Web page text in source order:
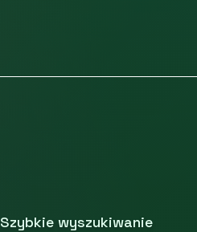
Szybkie wyszukiwanie